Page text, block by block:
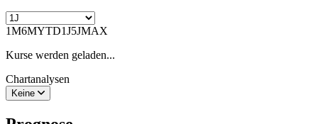
1M6MYTD1J5JMAX
Kurse werden geladen...
Chartanalysen
Keine